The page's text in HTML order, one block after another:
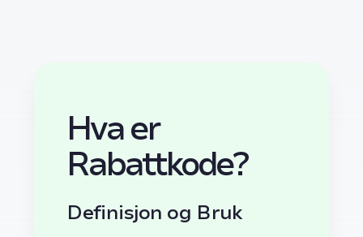
Hva er
Rabattkode?
Definisjon og Bruk